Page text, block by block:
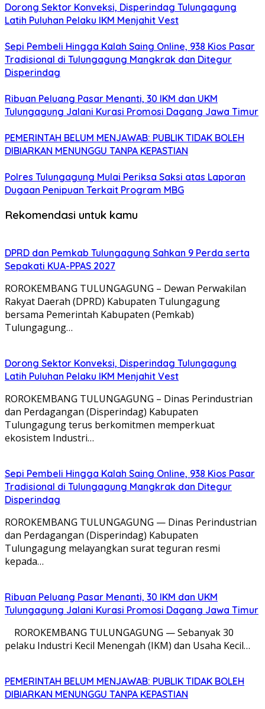
Dorong Sektor Konveksi, Disperindag Tulungagung
Latih Puluhan Pelaku IKM Menjahit Vest
Sepi Pembeli Hingga Kalah Saing Online, 938 Kios Pasar
Tradisional di Tulungagung Mangkrak dan Ditegur
Disperindag
Ribuan Peluang Pasar Menanti, 30 IKM dan UKM
Tulungagung Jalani Kurasi Promosi Dagang Jawa Timur
PEMERINTAH BELUM MENJAWAB: PUBLIK TIDAK BOLEH
DIBIARKAN MENUNGGU TANPA KEPASTIAN
Polres Tulungagung Mulai Periksa Saksi atas Laporan
Dugaan Penipuan Terkait Program MBG
Rekomendasi untuk kamu
DPRD dan Pemkab Tulungagung Sahkan 9 Perda serta
Sepakati KUA-PPAS 2027
ROROKEMBANG TULUNGAGUNG – Dewan Perwakilan
Rakyat Daerah (DPRD) Kabupaten Tulungagung
bersama Pemerintah Kabupaten (Pemkab)
Tulungagung…
Dorong Sektor Konveksi, Disperindag Tulungagung
Latih Puluhan Pelaku IKM Menjahit Vest
​ROROKEMBANG TULUNGAGUNG – Dinas Perindustrian
dan Perdagangan (Disperindag) Kabupaten
Tulungagung terus berkomitmen memperkuat
ekosistem Industri…
Sepi Pembeli Hingga Kalah Saing Online, 938 Kios Pasar
Tradisional di Tulungagung Mangkrak dan Ditegur
Disperindag
ROROKEMBANG TULUNGAGUNG — Dinas Perindustrian
dan Perdagangan (Disperindag) Kabupaten
Tulungagung melayangkan surat teguran resmi
kepada…
Ribuan Peluang Pasar Menanti, 30 IKM dan UKM
Tulungagung Jalani Kurasi Promosi Dagang Jawa Timur
​ ROROKEMBANG TULUNGAGUNG — Sebanyak 30
pelaku Industri Kecil Menengah (IKM) dan Usaha Kecil…
PEMERINTAH BELUM MENJAWAB: PUBLIK TIDAK BOLEH
DIBIARKAN MENUNGGU TANPA KEPASTIAN